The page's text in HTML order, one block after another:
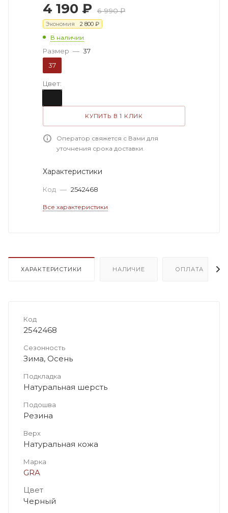
4 190 ₽ 6 990₽
Экономия 2 800 ₽
В наличии
Размер — 37
37
Цвет:
КУПИТЬ В 1 КЛИК
Оператор свяжется с Вами для
уточнения срока доставки.
Характеристики
Код — 2542468
Все характеристики
ХАРАКТЕРИСТИКИ НАЛИЧИЕ ОПЛАТА
Код
2542468
Сезонность
Зима, Осень
Подкладка
Натуральная шерсть
Подошва
Резина
Верх
Натуральная кожа
Марка
GRA
Цвет
Черный